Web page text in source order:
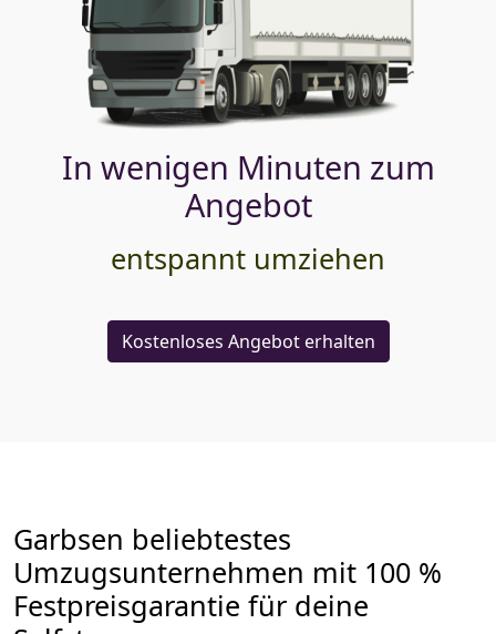
In wenigen Minuten zum
Angebot
entspannt umziehen
Kostenloses Angebot erhalten
Garbsen beliebtestes
Umzugsunternehmen mit 100 %
Festpreisgarantie für deine